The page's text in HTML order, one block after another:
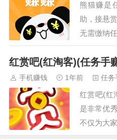
熊猫赚是
助，接悬
无需缴纳
各类任务
厅等多任
费，实现
红赏吧(红淘客)(任务手
手机赚钱 1年前 任务
红赏吧(红
是非常优
不仅为大